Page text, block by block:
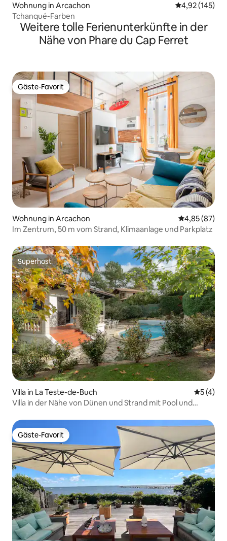
Wohnung in Arcachon
4,92 (145)
Tchanqué-Farben
Weitere tolle Ferienunterkünfte in der
Nähe von Phare du Cap Ferret
Gäste-Favorit
Gäste-Favorit
Wohnung in Arcachon
4,85 (87)
Im Zentrum, 50 m vom Strand, Klimaanlage und Parkplatz
Superhost
Superhost
Villa in La Teste-de-Buch
5 (4)
Villa in der Nähe von Dünen und Strand mit Pool und
Gäste-Favorit
Gäste-Favorit